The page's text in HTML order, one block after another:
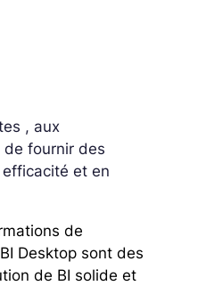
, aux
de fournir des
et en
de
Desktop sont des
de BI solide et